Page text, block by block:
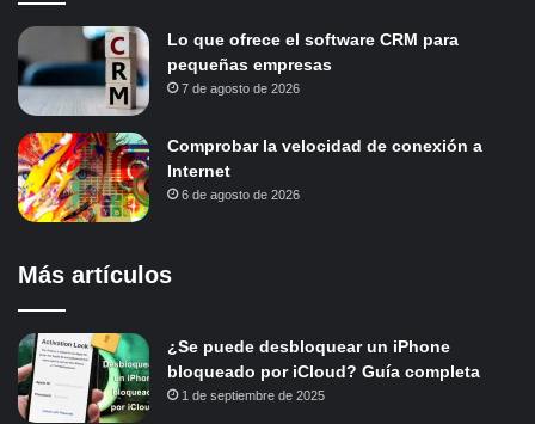
Lo que ofrece el software CRM para
pequeñas empresas
7 de agosto de 2026
Comprobar la velocidad de conexión a
Internet
6 de agosto de 2026
Más artículos
¿Se puede desbloquear un iPhone
bloqueado por iCloud? Guía completa
1 de septiembre de 2025